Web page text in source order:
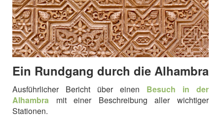
Ein Rundgang durch die Alhambra
Ausführlicher Bericht über einen Besuch in der
Alhambra mit einer Beschreibung aller wichtiger
Stationen.